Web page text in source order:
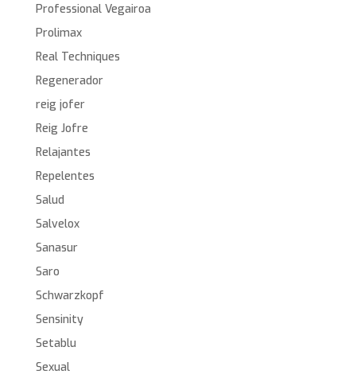
Professional Vegairoa
Prolimax
Real Techniques
Regenerador
reig jofer
Reig Jofre
Relajantes
Repelentes
Salud
Salvelox
Sanasur
Saro
Schwarzkopf
Sensinity
Setablu
Sexual